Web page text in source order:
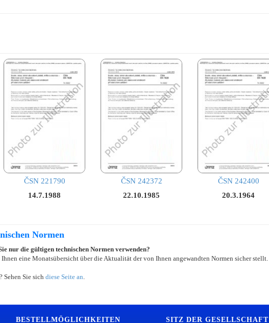
ČSN 221790
14.7.1988
ČSN 242372
22.10.1985
ČSN 242400
20.3.1964
Normen
nur die gültigen technischen Normen verwenden?
eine Monatsübersicht über die Aktualität der von Ihnen angewandten Normen sicher stellt.
Sehen Sie sichdiese Seite an.
BESTELLMÖGLICHKEITEN SITZ DER GESELLSCHAFT